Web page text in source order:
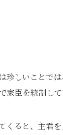
珍しいことで
臣を統制して
くると、主君